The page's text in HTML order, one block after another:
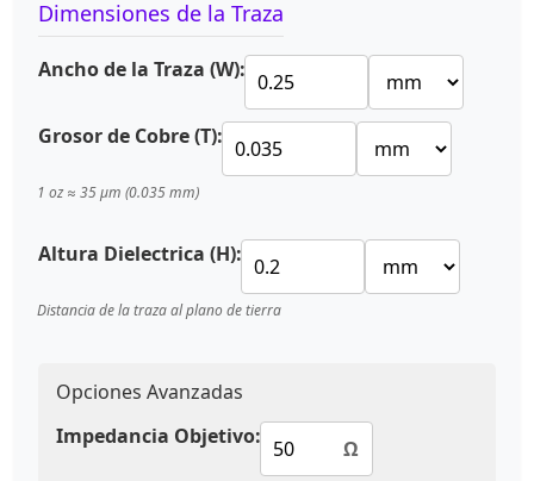
Dimensiones de la Traza
Ancho de la Traza (W):
Grosor de Cobre (T):
1 oz ≈ 35 μm (0.035 mm)
Altura Dielectrica (H):
Distancia de la traza al plano de tierra
Opciones Avanzadas
Impedancia Objetivo:
Ω